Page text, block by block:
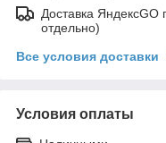
Доставка
отдельно)
Все условия доставки
Условия оплаты